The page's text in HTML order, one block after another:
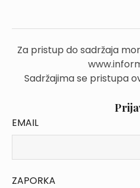
Za pristup do sadržaja
Sadržajima se pristupa
EMAIL
ZAPORKA